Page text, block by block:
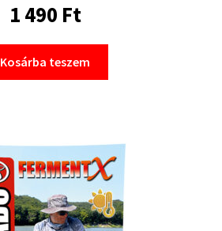
1 490 Ft
Kosárba teszem